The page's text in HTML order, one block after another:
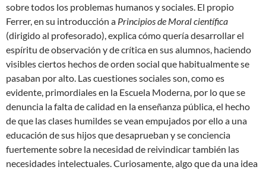
sobre todos los problemas humanos y sociales. El propio
Ferrer, en su introducción a Principios de Moral científica
(dirigido al profesorado), explica cómo quería desarrollar el
espíritu de observación y de crítica en sus alumnos, haciendo
visibles ciertos hechos de orden social que habitualmente se
pasaban por alto. Las cuestiones sociales son, como es
evidente, primordiales en la Escuela Moderna, por lo que se
denuncia la falta de calidad en la enseñanza pública, el hecho
de que las clases humildes se vean empujados por ello a una
educación de sus hijos que desaprueban y se conciencia
fuertemente sobre la necesidad de reivindicar también las
necesidades intelectuales. Curiosamente, algo que da una idea